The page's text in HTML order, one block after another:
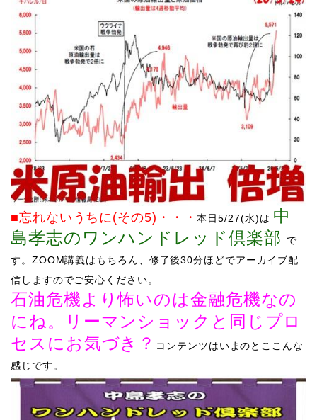
■忘れないうちに(その5) ・・・本日5/27(水)は 中
島孝志のワンハンドレッド倶楽部
で
す。 ZOOM講義はもちろん、修了後30分ほどでアーカイブ配
信しますのでご安心ください。
石油危機より怖いのは金融危機なの
にね。リーマンショックと同じプロ
セスにお気づき？ コンテンツはいまのとここんな
感じです。